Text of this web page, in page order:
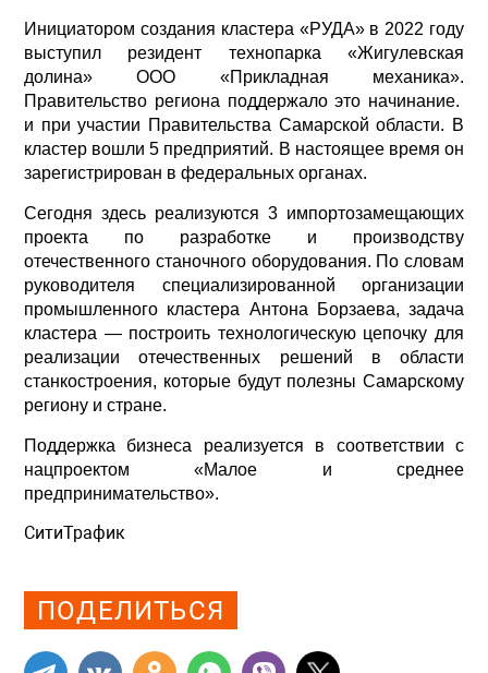
Инициатором создания кластера «РУДА» в 2022 году
выступил резидент технопарка «Жигулевская
долина» ООО «Прикладная механика».
Правительство региона поддержало это начинание.
и при участии Правительства Самарской области. В
кластер вошли 5 предприятий. В настоящее время он
зарегистрирован в федеральных органах.
Сегодня здесь реализуются 3 импортозамещающих
проекта по разработке и производству
отечественного станочного оборудования. По словам
руководителя специализированной организации
промышленного кластера Антона Борзаева, задача
кластера — построить технологическую цепочку для
реализации отечественных решений в области
станкостроения, которые будут полезны Самарскому
региону и стране.
Поддержка бизнеса реализуется в соответствии с
нацпроектом «Малое и среднее
предпринимательство».
СитиТрафик
ПОДЕЛИТЬСЯ